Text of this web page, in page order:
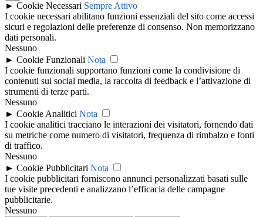
► Cookie Necessari Sempre Attivo
I cookie necessari abilitano funzioni essenziali del sito come accessi
sicuri e regolazioni delle preferenze di consenso. Non memorizzano
dati personali.
Nessuno
► Cookie Funzionali Nota
I cookie funzionali supportano funzioni come la condivisione di
contenuti sui social media, la raccolta di feedback e l’attivazione di
strumenti di terze parti.
Nessuno
► Cookie Analitici Nota
I cookie analitici tracciano le interazioni dei visitatori, fornendo dati
su metriche come numero di visitatori, frequenza di rimbalzo e fonti
di traffico.
Nessuno
► Cookie Pubblicitari Nota
I cookie pubblicitari forniscono annunci personalizzati basati sulle
tue visite precedenti e analizzano l’efficacia delle campagne
pubblicitarie.
Nessuno